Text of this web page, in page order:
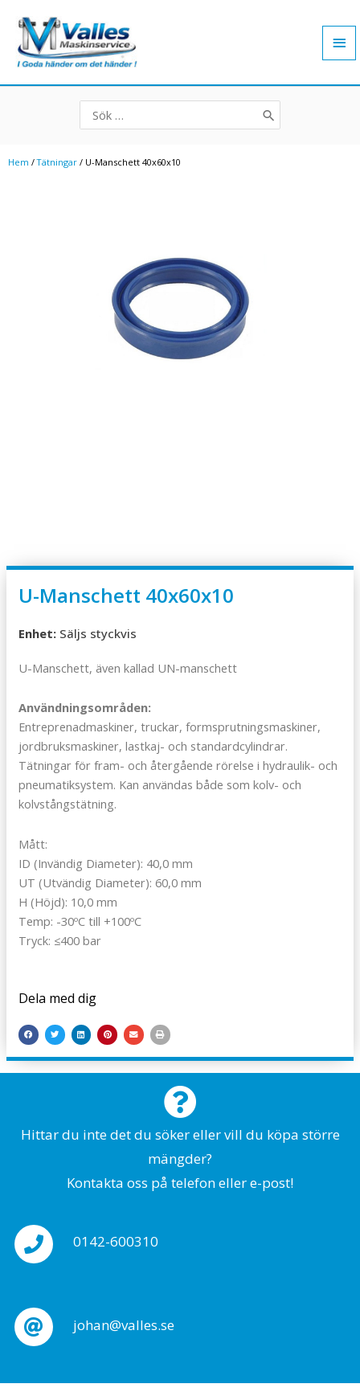
innehåll
Search
for:
Hem /Tätningar / U-Manschett 40x60x10
U-Manschett 40x60x10
Enhet: Säljs styckvis
U-Manschett, även kallad UN-manschett
Användningsområden:
Entreprenadmaskiner, truckar, formsprutningsmaskiner,
jordbruksmaskiner, lastkaj- och standardcylindrar.
Tätningar för fram- och återgående rörelse i hydraulik- och
pneumatiksystem. Kan användas både som kolv- och
kolvstångstätning.
Mått:
ID (Invändig Diameter): 40,0 mm
UT (Utvändig Diameter): 60,0 mm
H (Höjd): 10,0 mm
Temp: -30ºC till +100ºC
Tryck: ≤400 bar
Dela med dig
Hittar du inte det du söker eller vill du köpa större
mängder?
Kontakta oss på telefon eller e-post!
0142-600310
johan@valles.se